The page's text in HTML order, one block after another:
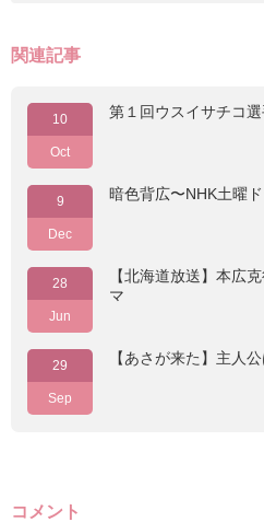
関連記事
10
Oct
第１回ウスイサチコ選
9
Dec
暗色背広〜NHK土曜
28
Jun
【北海道放送】本広
マ
29
Sep
【あさが来た】主人
コメント